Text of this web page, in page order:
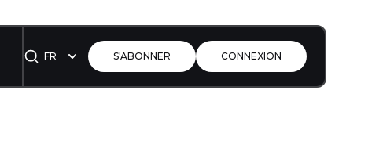
FR S'ABONNER CONNEXION